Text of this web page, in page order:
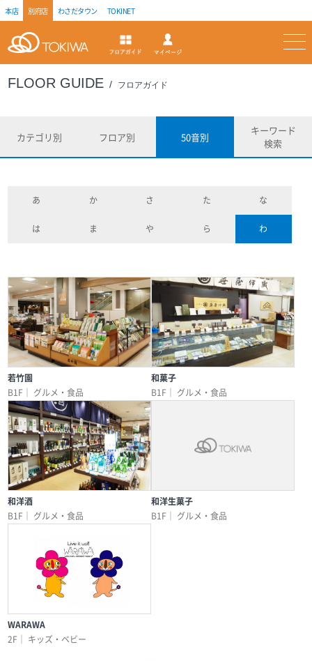
本店 別府店 わさだタウン TOKINET
トキハ フロアガイド
FLOOR GUIDE フロアガイド
カテゴリ別 フロア別 50音別
キーワード
検索
あ か さ た な
は ま や ら わ
若竹園
B1F｜
グルメ・食品
和菓子
B1F｜
グルメ・食品
和洋酒
B1F｜
グルメ・食品
和洋生菓子
B1F｜
グルメ・食品
WARAWA
2F｜
キッズ・ベビー